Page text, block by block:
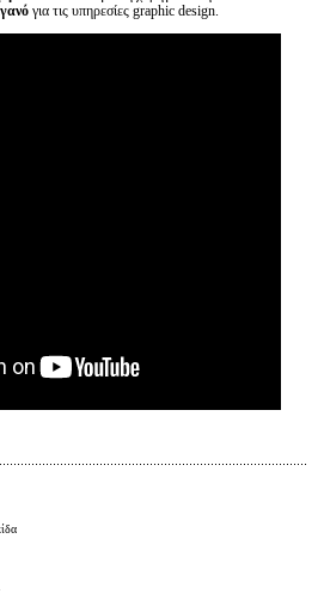
για τις υπηρεσίες graphic design.